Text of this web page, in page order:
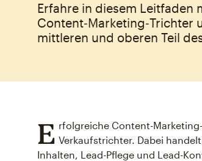
Erfahre in diesem Leitfaden
mittleren und oberen Teil
E rfolgreiche Content-
Verkaufstrichter. Dabei
Inhalten, Lead-Pflege und Lead-